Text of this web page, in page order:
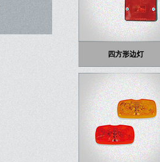
四方形边灯